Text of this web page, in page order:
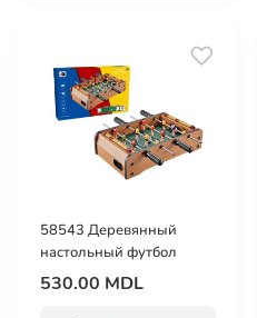
58543 Деревянный
настольный футбол
530.00 MDL